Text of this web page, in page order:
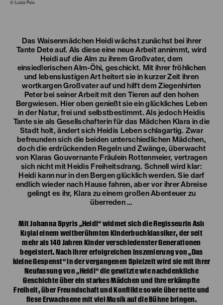
© Luiza Puiu
Das Waisenmädchen Heidi wächst zunächst bei ihrer
Tante Dete auf. Als diese eine neue Arbeit annimmt, wird
Heidi auf die Alm zu ihrem Großvater, dem
einsiedlerischen Alm-Öhi, geschickt. Mit ihrer fröhlichen
und lebenslustigen Art heitert sie in kurzer Zeit ihren
wortkargen Großvater auf und hilft dem Ziegenhirten
Peter bei seiner Arbeit mit den Tieren auf den hohen
Bergwiesen. Hier oben genießt sie ein glückliches Leben
in der Natur, frei und selbstbestimmt. Als jedoch Heidis
Tante sie als Gesellschafterin für das Mädchen Klara in die
Stadt holt, ändert sich Heidis Leben schlagartig. Zwar
befreunden sich die beiden unterschiedlichen Mädchen,
doch die erdrückenden Regeln und Zwänge, überwacht
von Klaras Gouvernante Fräulein Rottenmeier, vertragen
sich nicht mit Heidis Freiheitsdrang. Schnell wird klar:
Heidi kann nur in den Bergen glücklich werden. Sie darf
endlich wieder nach Hause fahren, aber vor ihrer Abreise
gelingt es ihr, Klara zu einem großen Abenteuer zu
überreden …
Mit Johanna Spyris „Heidi“ widmet sich die Regisseurin Aslı
Kışlal einem weltberühmten Kinderbuchklassiker, der seit
mehr als 140 Jahren Kinder verschiedenster Generationen
begeistert. Nach ihrer erfolgreichen Inszenierung von „Das
kleine Gespenst“ in der vergangenen Spielzeit wird sie mit ihrer
Neufassung von „Heidi“ die gewitzte wie nachdenkliche
Geschichte über ein starkes Mädchen und ihre erkämpfte
Freiheit, über Freundschaft und Konflikte sowie über nette und
fiese Erwachsene mit viel Musik auf die Bühne bringen.